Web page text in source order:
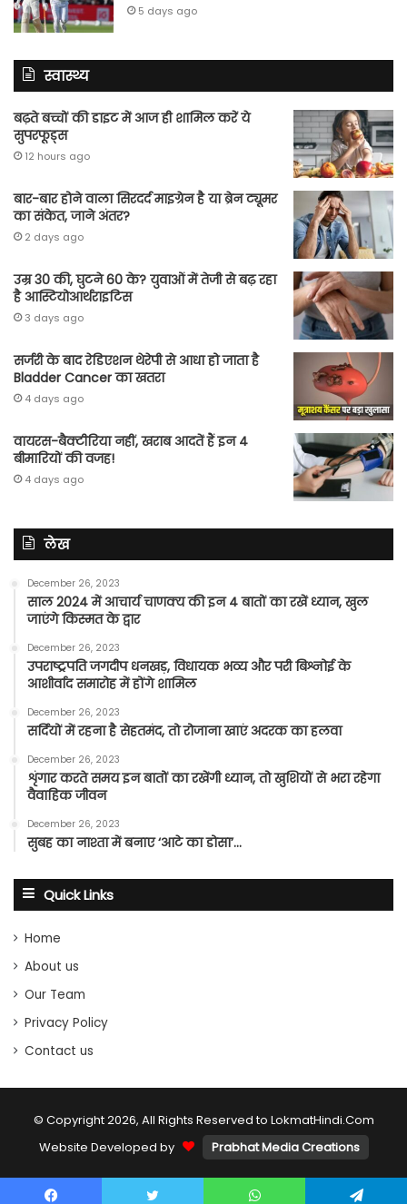
5 days ago
स्वास्थ्य
बढ़ते बच्चों की डाइट में आज ही शामिल करें ये
सुपरफूड्स
12 hours ago
बार-बार होने वाला सिरदर्द माइग्रेन है या ब्रेन ट्यूमर
का संकेत, जाने अंतर?
2 days ago
उम्र 30 की, घुटने 60 के? युवाओं में तेजी से बढ़ रहा
है आस्टियोआर्थराइटिस
3 days ago
सर्जरी के बाद रेडिएशन थेरेपी से आधा हो जाता है
Bladder Cancer का खतरा
4 days ago
वायरस-बैक्टीरिया नहीं, खराब आदतें हैं इन 4
बीमारियों की वजह!
4 days ago
लेख
December 26, 2023
साल 2024 में आचार्य चाणक्य की इन 4 बातों का रखें ध्यान, खुल
जाएंगे किस्मत के द्वार
December 26, 2023
उपराष्ट्रपति जगदीप धनखड़, विधायक भव्य और परी बिश्नोई के
आशीर्वाद समारोह में होंगे शामिल
December 26, 2023
सर्दियों में रहना है सेहतमंद, तो रोजाना खाएं अदरक का हलवा
December 26, 2023
शृंगार करते समय इन बातों का रखेंगी ध्यान, तो खुशियों से भरा रहेगा
वैवाहिक जीवन
December 26, 2023
सुबह का नाश्ता में बनाए ‘आटे का डोसा’…
Quick Links
Home
About us
Our Team
Privacy Policy
Contact us
© Copyright 2026, All Rights Reserved to LokmatHindi.Com
Website Developed by
Prabhat Media Creations